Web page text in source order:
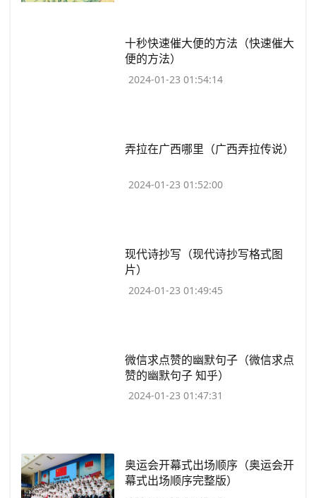
​十秒快速催大便的方法（快速催大
便的方法）
2024-01-23 01:54:14
​弄拉在广西哪里（广西弄拉传说）
2024-01-23 01:52:00
​现代诗抄写（现代诗抄写格式图
片）
2024-01-23 01:49:45
​微信求点赞的幽默句子（微信求点
赞的幽默句子 知乎）
2024-01-23 01:47:31
​奥运会开幕式出场顺序（奥运会开
幕式出场顺序完整版）